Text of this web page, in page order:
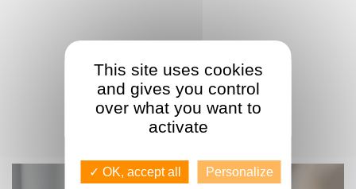
This site uses cookies
and gives you control
over what you want to
activate
✓ OK, accept all Personalize